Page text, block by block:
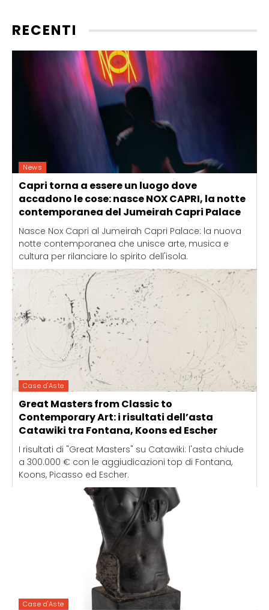
nRECENTI
News
Capri torna a essere un luogo dove
accadono le cose: nasce NOX CAPRI, la notte
contemporanea del Jumeirah Capri Palace
Nasce Nox Capri al Jumeirah Capri Palace: la nuova
notte contemporanea che unisce arte, musica e
cultura per rilanciare lo spirito dell'isola.
Case d'Aste
Great Masters from Classic to
Contemporary Art: i risultati dell’asta
Catawiki tra Fontana, Koons ed Escher
I risultati di "Great Masters" su Catawiki: l'asta chiude
a 300.000 € con le aggiudicazioni top di Fontana,
Koons, Picasso ed Escher.
Case d'Aste